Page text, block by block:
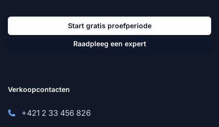
Start gratis proefperiode
Raadpleeg een expert
Verkoopcontacten
+421 2 33 456 826